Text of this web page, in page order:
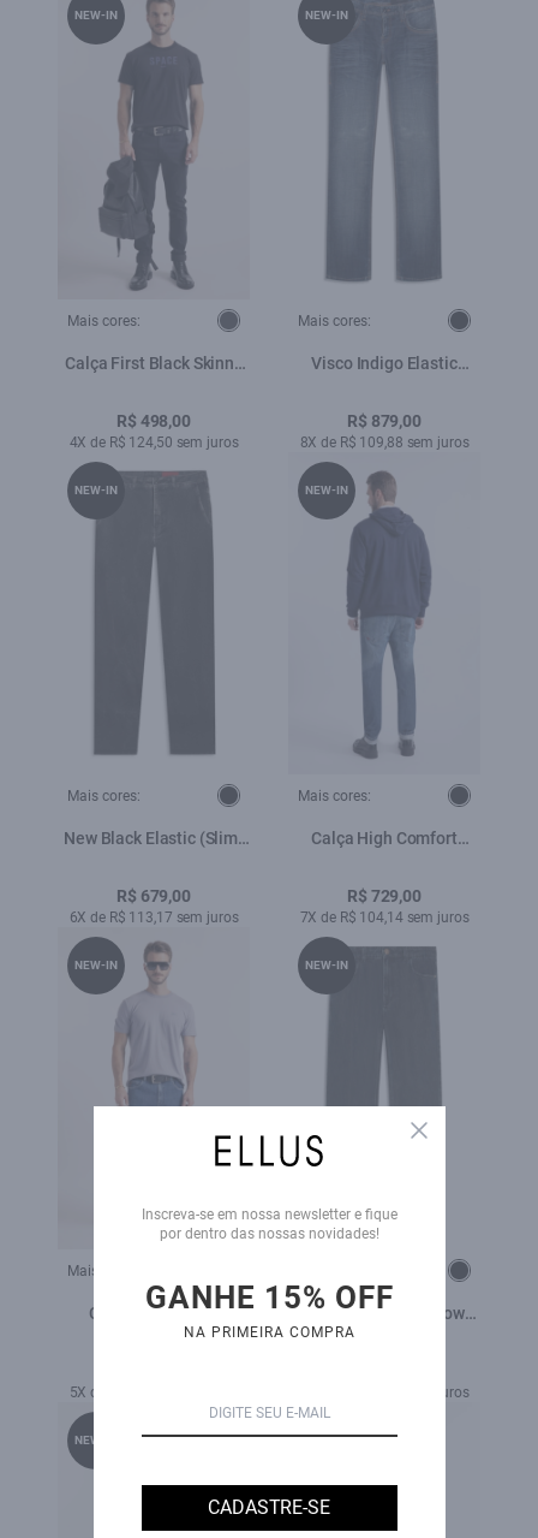
Mais cores:
Calça First Black Skinny
R$ 498,00
4X de R$ 124,50 sem juros
NEW-IN
Mais cores:
Visco Indigo Elastic
Lav.Escuro C/ Matiz+3d
R$ 879,00
8X de R$ 109,88 sem juros
NEW-IN
Mais cores:
New Black Elastic (Slim)
Rede
R$ 679,00
6X de R$ 113,17 sem juros
NEW-IN
Mais cores:
Calça High Comfort
Used
R$ 729,00
7X de R$ 104,14 sem juros
NEW-IN
Mais cores:
Calça Jeans High
Comfort Stretch (Skinny)
5X de R$ 115,80 sem juros
NEW-IN
Calça Jeans Blue Brown
(Classic) Placa Lav.Black
6X de R$ 114,83 sem juros
NEW-IN
NEW-IN NEW-IN
Close
Inscreva-se em nossa newsletter e fique
por dentro das nossas novidades!
GANHE 15% OFF
NA PRIMEIRA COMPRA
CADASTRE-SE